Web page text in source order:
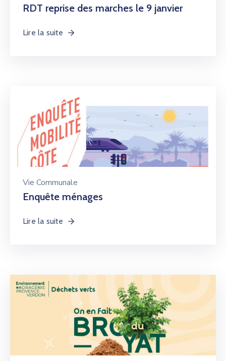
RDT reprise des marches le 9 janvier
Lire la suite
Vie Communale
Enquête ménages
Lire la suite